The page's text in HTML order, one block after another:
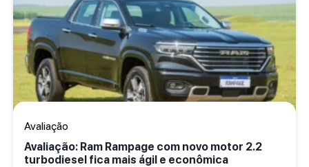
Avaliação
Avaliação: Ram Rampage com novo motor 2.2
turbodiesel fica mais ágil e econômica